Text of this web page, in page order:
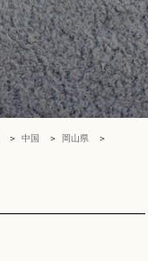
中国
岡山県